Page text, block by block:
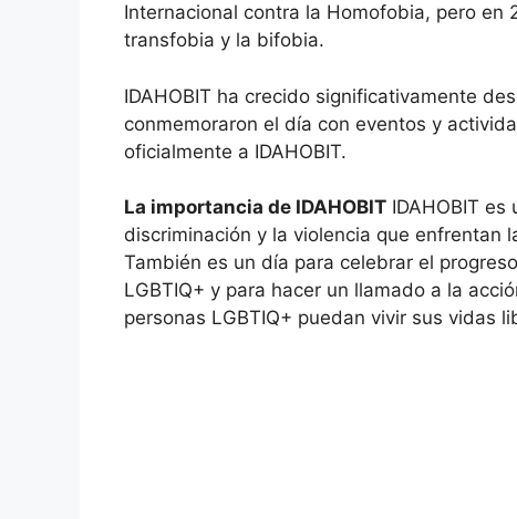
Internacional contra la Homofobia, pero
transfobia y la bifobia.
IDAHOBIT ha crecido significativamente
conmemoraron el día con eventos y
oficialmente a IDAHOBIT.
La importancia de IDAHOBIT IDAHOBIT
discriminación y la violencia que enfrentan
También es un día para celebrar el
LGBTIQ+ y para hacer un llamado a la
personas LGBTIQ+ puedan vivir sus vidas